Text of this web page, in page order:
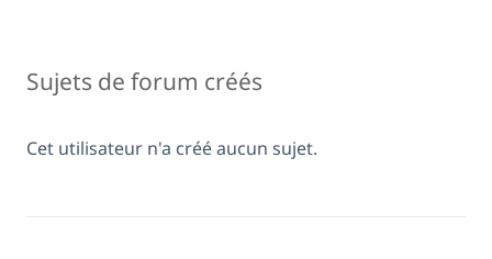
Sujets de forum créés
Cet utilisateur n'a créé aucun sujet.